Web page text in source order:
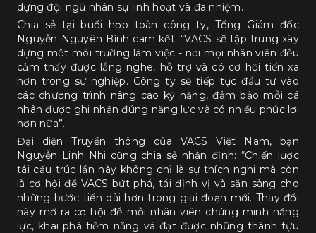
dựng đội ngũ nhân sự linh hoạt và đa nhiệm.
Chia sẻ tại buổi họp toàn công ty, Tổng Giám đốc
Nguyễn Nguyên Bình cam kết: “VACS sẽ tập trung xây
dựng một môi trường làm việc - nơi mọi nhân viên đều
cảm thấy được lắng nghe, hỗ trợ và có cơ hội tiến xa
hơn trong sự nghiệp. Công ty sẽ tiếp tục đầu tư vào
các chương trình nâng cao kỹ năng, đảm bảo mỗi cá
nhân được ghi nhận đúng năng lực và có nhiều phúc lợi
hơn nữa”.
Đại diện Truyền thông của VACS Việt Nam, bạn
Nguyễn Linh Nhi cũng chia sẻ nhận định: “Chiến lược
tái cấu trúc lần này không chỉ là sự thích nghi mà còn
là cơ hội để VACS bứt phá, tái định vị và sẵn sàng cho
những bước tiến dài hơn trong giai đoạn mới. Thay đổi
này mở ra cơ hội để mỗi nhân viên chứng minh năng
lực, khai phá tiềm năng và đạt được những thành tựu